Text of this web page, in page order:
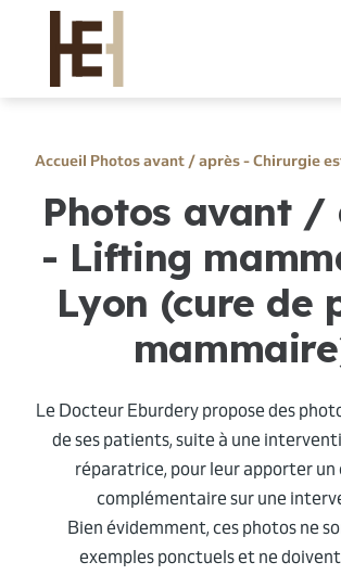
Aller au contenu principal
Dr Eburdery
Chirurgie esthétique
Simulation 3D
Actualités
Tarifs
Accueil Photos avant / après - Chirurgie
Photos avant /
- Lifting
Lyon (cure de
Le Docteur Eburdery propose des
de ses patients, suite à une
réparatrice, pour leur apporter un
complémentaire sur une
Bien évidemment, ces photos ne
exemples ponctuels et ne